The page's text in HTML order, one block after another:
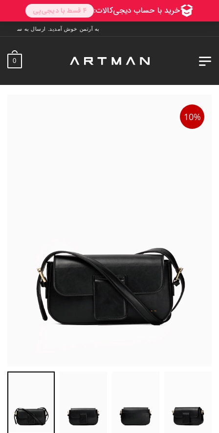
به آرتمن خوش آمدید. ارسال به سراسر ایران. 7 روز فرصت تست در منزل. 1 سال خدمات پس از
0
10%